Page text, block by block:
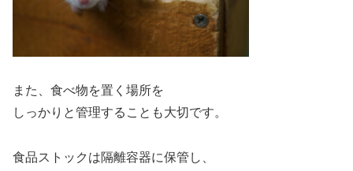
また、食べ物を置く場所を
しっかりと管理することも大切です。
食品ストックは隔離容器に保管し、